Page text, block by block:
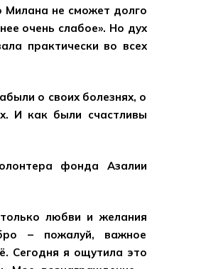
не сможет долго
очень слабое». Но дух
практически во всех
о своих болезнях, о
И как были счастливы
фонда Азалии
любви и желания
– пожалуй, важное
Сегодня я ощутила это